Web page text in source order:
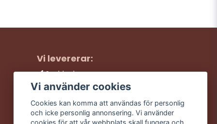
Vi levererar:
Snabba leveranser
Trygga köp
Fri frakt över 499:-
Trevlig kundtjänst
Vi använder cookies
Cookies kan komma att användas för personlig
och icke personlig annonsering. Vi använder